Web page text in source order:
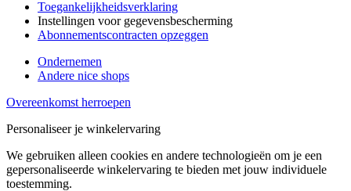
Toegankelijkheidsverklaring
Instellingen voor gegevensbescherming
Abonnementscontracten opzeggen
Ondernemen
Andere nice shops
Overeenkomst herroepen
Personaliseer je winkelervaring
We gebruiken alleen cookies en andere technologieën om je een
gepersonaliseerde winkelervaring te bieden met jouw individuele
toestemming.